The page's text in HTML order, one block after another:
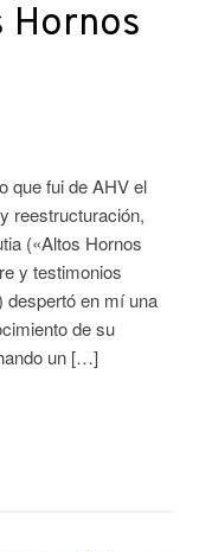
Hornos
que fui de AHV el
reestructuración,
(«Altos Hornos
y testimonios
despertó en mí una
de su
un […]